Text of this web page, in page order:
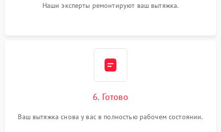
Наши эксперты ремонтируют ваш вытяжка.
6. Готово
Ваш вытяжка снова у вас в полностью рабочем состоянии.